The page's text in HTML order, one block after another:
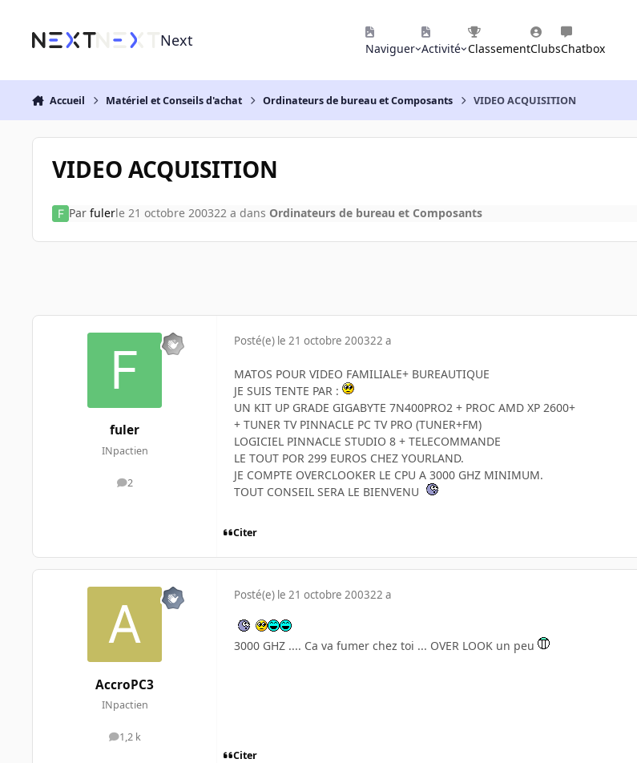
Next Naviguer Activité ClassementClubsChatbox
Accueil Matériel et Conseils d'achat Ordinateurs de bureau et Composants VIDEO ACQUISITION
VIDEO ACQUISITION
Par fulerle 21 octobre 200322 a dans Ordinateurs de bureau et Composants
fuler
INpactien
2
messages
Posté(e) le 21 octobre 200322 a
MATOS POUR VIDEO FAMILIALE+ BUREAUTIQUE
JE SUIS TENTE PAR :
UN KIT UP GRADE GIGABYTE 7N400PRO2 + PROC AMD XP 2600+
+ TUNER TV PINNACLE PC TV PRO (TUNER+FM)
LOGICIEL PINNACLE STUDIO 8 + TELECOMMANDE
LE TOUT POR 299 EUROS CHEZ YOURLAND.
JE COMPTE OVERCLOOKER LE CPU A 3000 GHZ MINIMUM.
TOUT CONSEIL SERA LE BIENVENU
Citer
AccroPC3
INpactien
1,2 k
messages
Posté(e) le 21 octobre 200322 a
3000 GHZ .... Ca va fumer chez toi ... OVER LOOK un peu
Citer